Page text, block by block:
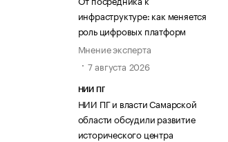
инфраструктуре: как меняется
роль цифровых платформ
Мнение эксперта
7 августа 2026
НИИ ПГ
НИИ ПГ и власти Самарской
области обсудили развитие
исторического центра